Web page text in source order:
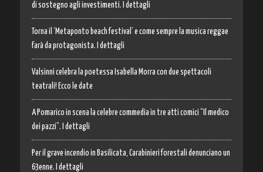
di sostegno agli investimenti. I dettagli
Torna il ‘Metaponto beach festival’ e come sempre la musica reggae
farà da protagonista. I dettagli
Valsinni celebra la poetessa Isabella Morra con due spettacoli
teatrali! Ecco le date
A Pomarico in scena la celebre commedia in tre atti comici “Il medico
dei pazzi”. I dettagli
Per il grave incendio in Basilicata, Carabinieri forestali denunciano un
63enne. I dettagli